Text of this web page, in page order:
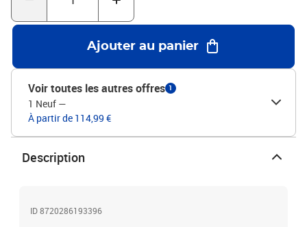
métal, PVCDimensions : 68 x 69 x 123-133 cm (l x P x H)Taille du
siège : 37 x 51 cm (l x P)Hauteur du siège à partir du sol : 44 - 54
cmHauteur de l'accoudoir à partir du siège : 17-23
cmL'assemblage est requisCapacité de charge max : 110 kg
Ajouter au panier
Voir toutes les autres offres 1
1 Neuf —
À partir de 114,99 €
Description
ID 8720286193396